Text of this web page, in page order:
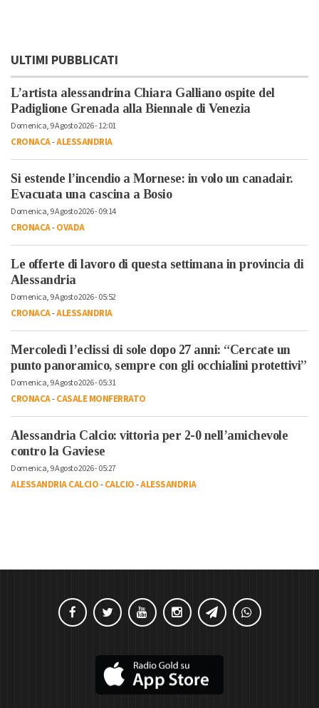
ULTIMI PUBBLICATI
L’artista alessandrina Chiara Galliano ospite del
Padiglione Grenada alla Biennale di Venezia
Domenica, 9 Agosto 2026 - 12:01
CRONACA-ALESSANDRIA
Si estende l’incendio a Mornese: in volo un canadair.
Evacuata una cascina a Bosio
Domenica, 9 Agosto 2026 - 09:14
CRONACA-OVADA
Le offerte di lavoro di questa settimana in provincia di
Alessandria
Domenica, 9 Agosto 2026 - 05:52
CRONACA-ALESSANDRIA
Mercoledì l’eclissi di sole dopo 27 anni: “Cercate un
punto panoramico, sempre con gli occhialini protettivi”
Domenica, 9 Agosto 2026 - 05:31
CRONACA-CASALE MONFERRATO
Alessandria Calcio: vittoria per 2-0 nell’amichevole
contro la Gaviese
Domenica, 9 Agosto 2026 - 05:27
ALESSANDRIA CALCIO-CALCIO-ALESSANDRIA